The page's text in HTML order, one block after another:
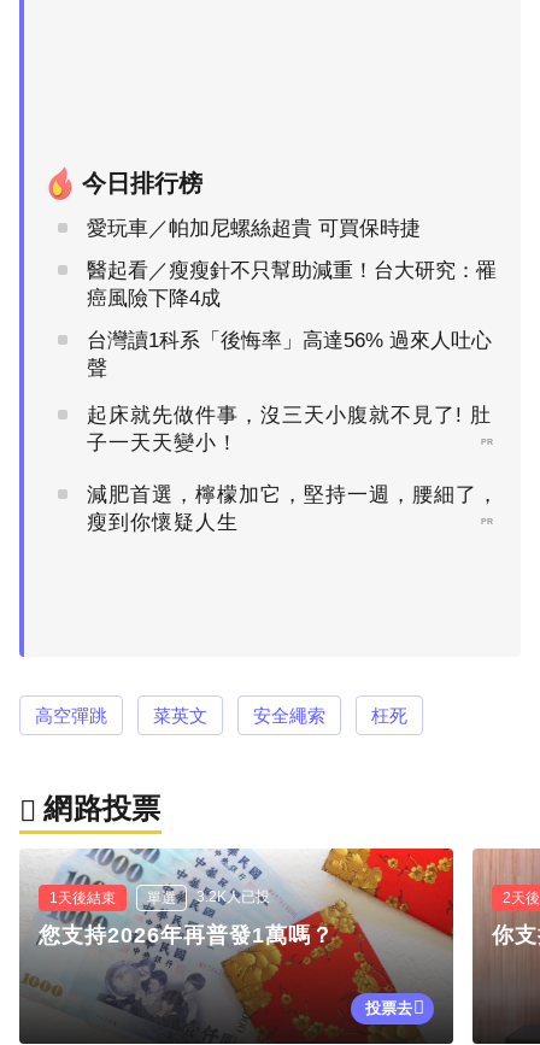
今日排行榜
愛玩車／帕加尼螺絲超貴 可買保時捷
醫起看／瘦瘦針不只幫助減重！台大研究：罹
癌風險下降4成
台灣讀1科系「後悔率」高達56% 過來人吐心
聲
起床就先做件事，沒三天小腹就不見了! 肚
子一天天變小！
PR
減肥首選，檸檬加它，堅持一週，腰細了，
瘦到你懷疑人生
PR
高空彈跳 菜英文 安全繩索 枉死
網路投票
1天後結束 單選 3.2K人已投
您支持2026年再普發1萬嗎？
投票去
2天
你